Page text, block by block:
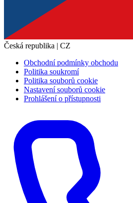
Česká republika | CZ
Obchodní podmínky obchodu
Politika soukromí
Politika souborů cookie
Nastavení souborů cookie
Prohlášení o přístupnosti